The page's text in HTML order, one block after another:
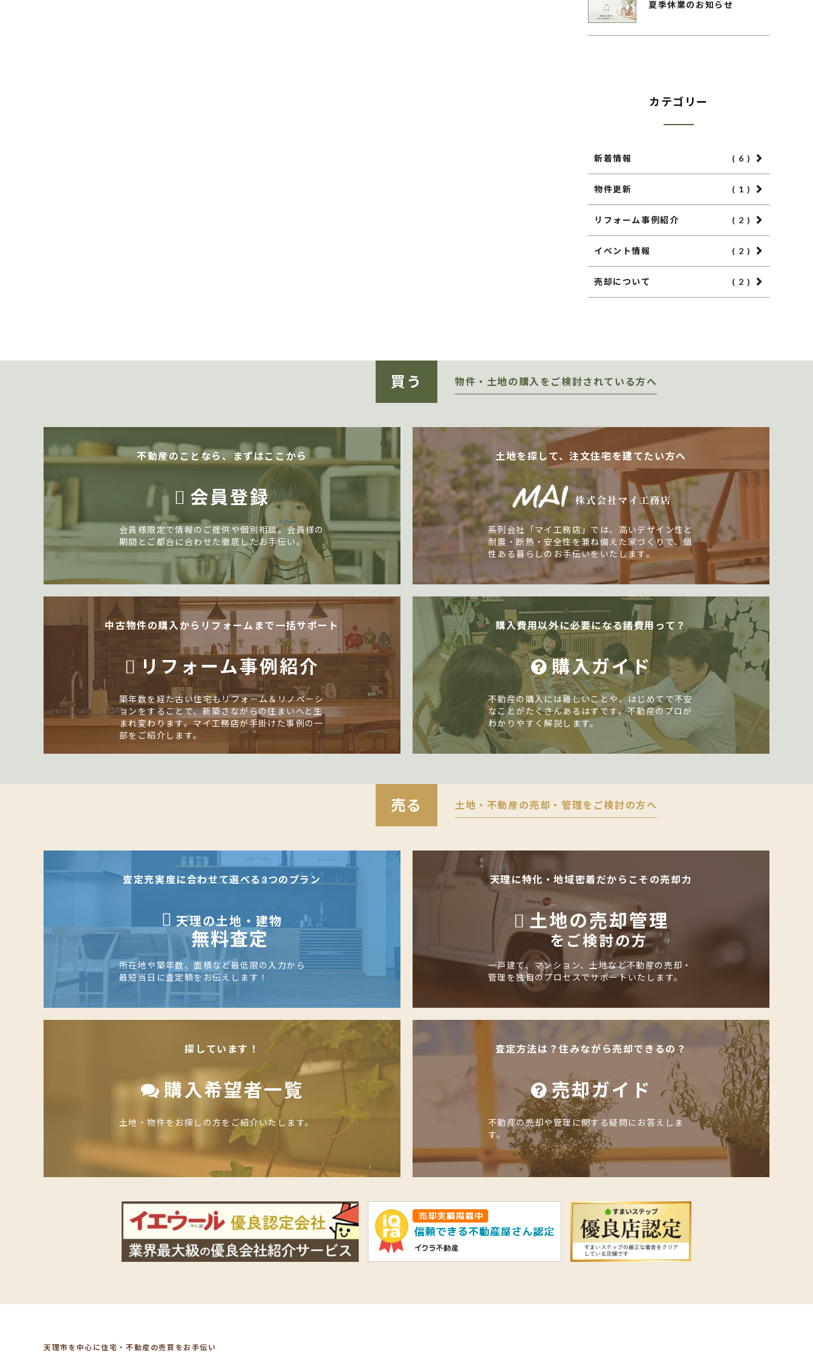
夏季休業のお知らせ
カテゴリー
新着情報 ( 6 )
物件更新 ( 1 )
リフォーム事例紹介 ( 2 )
イベント情報 ( 2 )
売却について ( 2 )
買う 物件・土地の購入をご検討されている方へ
不動産のことなら、まずはここから
会員登録
会員様限定で情報のご提供や個別相談。会員様の
期間とご都合に合わせた徹底したお手伝い。
土地を探して、注文住宅を建てたい方へ
系列会社「マイ工務店」では、高いデザイン性と
耐震・断熱・安全性を兼ね備えた家づくりで、個
性ある暮らしのお手伝いをいたします。
中古物件の購入からリフォームまで一括サポート
リフォーム事例紹介
築年数を経た古い住宅もリフォーム＆リノベーシ
ョンをすることで、新築さながらの住まいへと生
まれ変わります。マイ工務店が手掛けた事例の一
部をご紹介します。
購入費用以外に必要になる諸費用って？
購入ガイド
不動産の購入には難しいことや、はじめてで不安
なことがたくさんあるはずです。不動産のプロが
わかりやすく解説します。
売る 土地・不動産の売却・管理をご検討の方へ
査定充実度に合わせて選べる3つのプラン
天理の土地・建物
無料査定
所在地や築年数、面積など最低限の入力から
最短当日に査定額をお伝えします！
天理に特化・地域密着だからこその売却力
土地の売却管理
をご検討の方
一戸建て、マンション、土地など不動産の売却・
管理を独自のプロセスでサポートいたします。
探しています！
購入希望者一覧
土地・物件をお探しの方をご紹介いたします。
査定方法は？住みながら売却できるの？
売却ガイド
不動産の売却や管理に関する疑問にお答えしま
す。
天理市を中心に住宅・不動産の売買をお手伝い